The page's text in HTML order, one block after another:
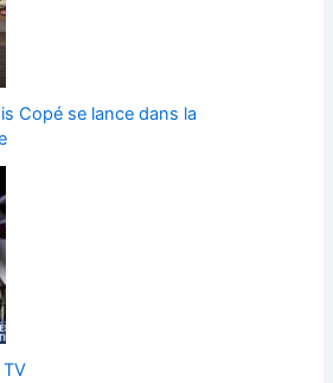
Copé se lance dans la
TV